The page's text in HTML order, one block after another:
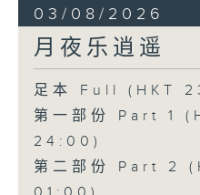
03/08/2026
月夜乐逍遥
足本 Full (HKT
第一部份 Part 1
24:00)
第二部份 Part 2